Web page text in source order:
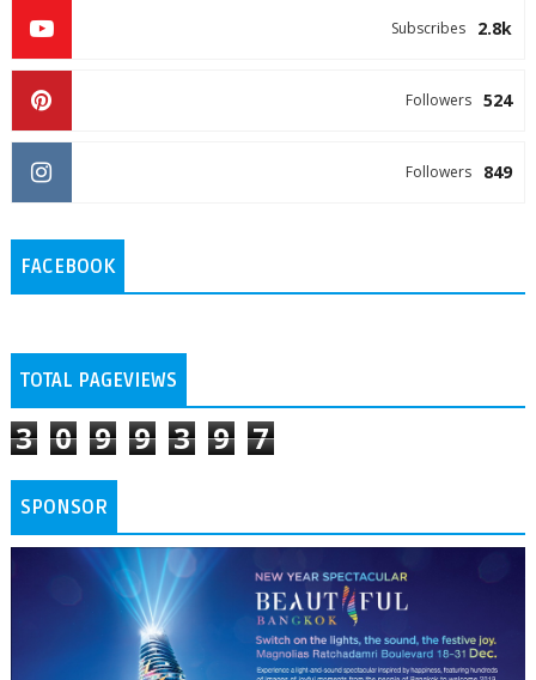
2.8k
Subscribes
524
Followers
849
Followers
FACEBOOK
TOTAL PAGEVIEWS
3 0 9 9 3 9 7
SPONSOR